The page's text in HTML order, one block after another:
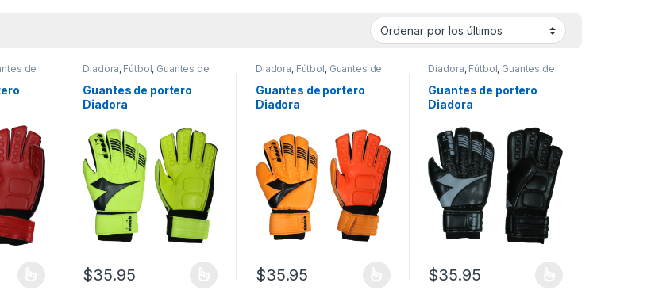
de
múltiples variantes. Las opciones se pueden elegir en la página de producto
Diadora, Fútbol, Guantes de
Guantes de portero
Diadora
$35.95
Este producto tiene múltiples variantes. Las opciones se pueden elegir en la página de producto
Diadora, Fútbol, Guantes de
Guantes de portero
Diadora
$35.95
Este producto tiene múltiples variantes. Las opciones se pueden elegir en
Diadora, Fútbol, Guantes de
Guantes de portero
Diadora
$35.95
Este producto tiene múltiples variantes.